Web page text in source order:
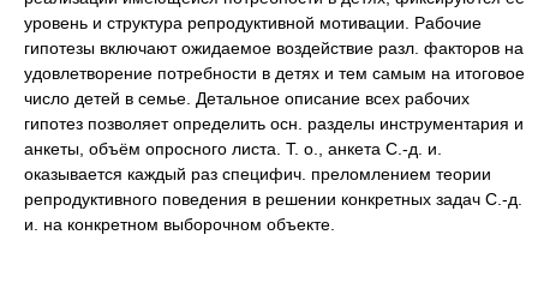
уровень и структура репродуктивной мотивации. Рабочие
гипотезы включают ожидаемое воздействие разл. факторов на
удовлетворение потребности в детях и тем самым на итоговое
число детей в семье. Детальное описание всех рабочих
гипотез позволяет определить осн. разделы инструментария и
анкеты, объём опросного листа. Т. о., анкета С.-д. и.
оказывается каждый раз специфич. преломлением теории
репродуктивного поведения в решении конкретных задач С.-д.
и. на конкретном выборочном объекте.